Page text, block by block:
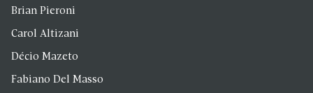
Brian Pieroni
Carol Altizani
Décio Mazeto
Fabiano Del Masso